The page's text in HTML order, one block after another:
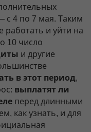
с 4 по 7 мая. Таким
работать и уйти на
10 число
и другие
в этот период,
выплатят ли
перед длинными
как узнать, и для